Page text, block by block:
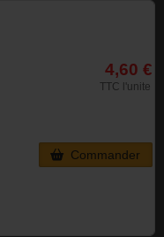
4,60 €
TTC l'unite
Commander